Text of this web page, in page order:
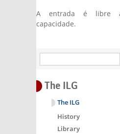
A entrada é libre
capacidade.
The ILG
The ILG
History
Library